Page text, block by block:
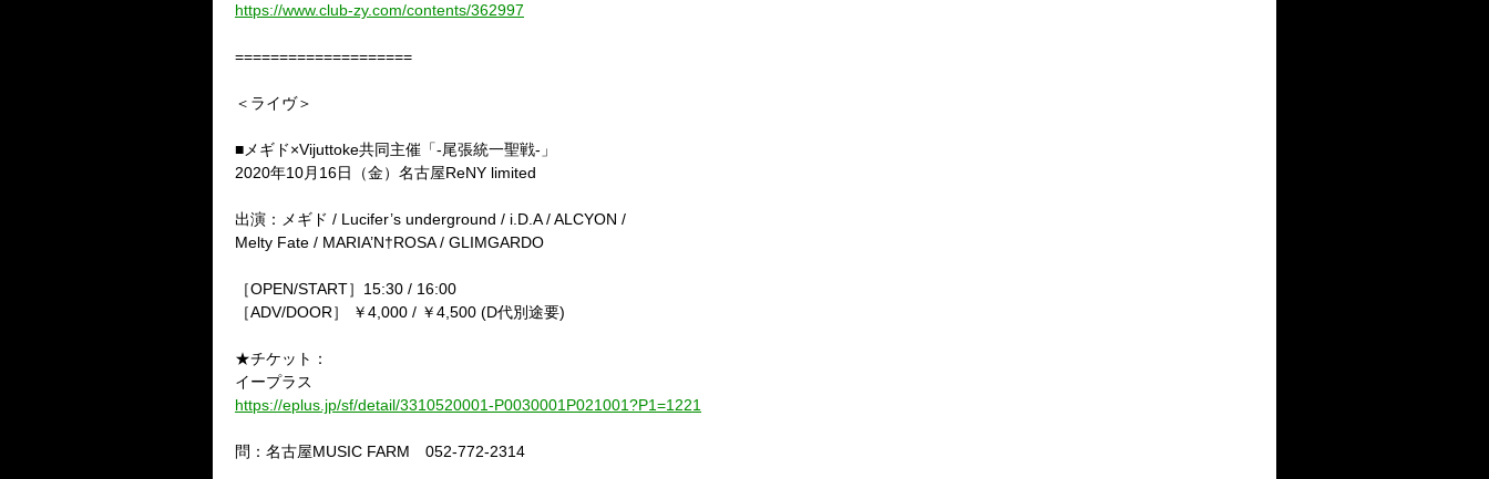
https://www.club-zy.com/contents/362997
====================
＜ライヴ＞
■メギド×Vijuttoke共同主催「-尾張統一聖戦-」
2020年10月16日（金）名古屋ReNY limited
出演：メギド / Lucifer’s underground / i.D.A / ALCYON /
Melty Fate / MARIA’N†ROSA / GLIMGARDO
［OPEN/START］15:30 / 16:00
［ADV/DOOR］ ￥4,000 / ￥4,500 (D代別途要)
★チケット：
イープラス
https://eplus.jp/sf/detail/3310520001-P0030001P021001?P1=1221
問：名古屋MUSIC FARM 052-772-2314